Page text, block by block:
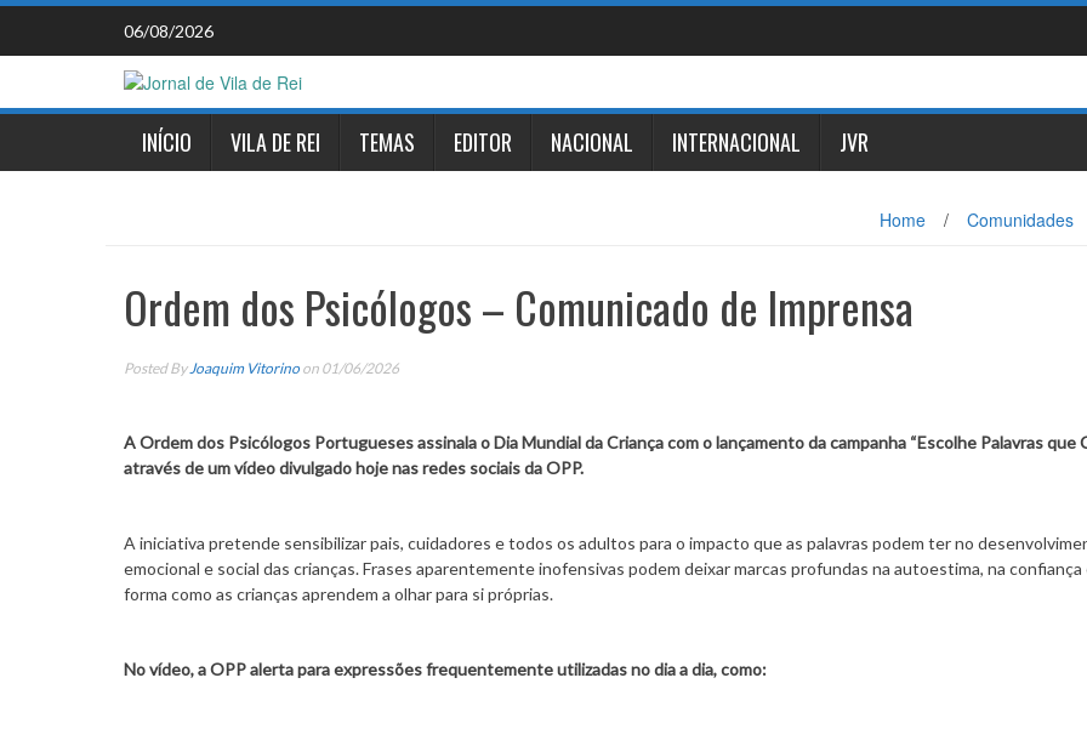
Skip
content
06/08/2026
INÍCIO VILA DE REI TEMAS EDITOR NACIONAL INTERNACIONAL JVR
Home / Comunidades
Ordem dos Psicólogos – Comunicado de Imprensa
Posted By Joaquim Vitorino on 01/06/2026
A Ordem dos Psicólogos Portugueses assinala o Dia Mundial da Criança com o lançamento da campanha “Escolhe Palavras que
através de um vídeo divulgado hoje nas redes sociais da OPP.
A iniciativa pretende sensibilizar pais, cuidadores e todos os adultos para o impacto que as palavras podem ter no
emocional e social das crianças. Frases aparentemente inofensivas podem deixar marcas profundas na autoestima, na confiança
forma como as crianças aprendem a olhar para si próprias.
No vídeo, a OPP alerta para expressões frequentemente utilizadas no dia a dia, como: